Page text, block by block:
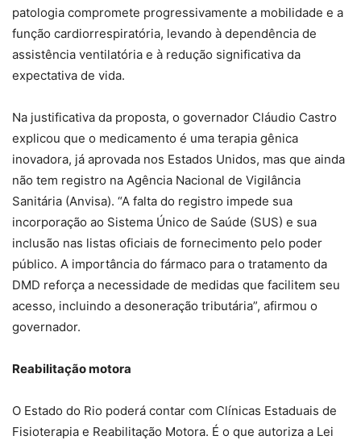
patologia compromete progressivamente a mobilidade e a
função cardiorrespiratória, levando à dependência de
assistência ventilatória e à redução significativa da
expectativa de vida.
Na justificativa da proposta, o governador Cláudio Castro
explicou que o medicamento é uma terapia gênica
inovadora, já aprovada nos Estados Unidos, mas que ainda
não tem registro na Agência Nacional de Vigilância
Sanitária (Anvisa). “A falta do registro impede sua
incorporação ao Sistema Único de Saúde (SUS) e sua
inclusão nas listas oficiais de fornecimento pelo poder
público. A importância do fármaco para o tratamento da
DMD reforça a necessidade de medidas que facilitem seu
acesso, incluindo a desoneração tributária”, afirmou o
governador.
Reabilitação motora
O Estado do Rio poderá contar com Clínicas Estaduais de
Fisioterapia e Reabilitação Motora. É o que autoriza a Lei